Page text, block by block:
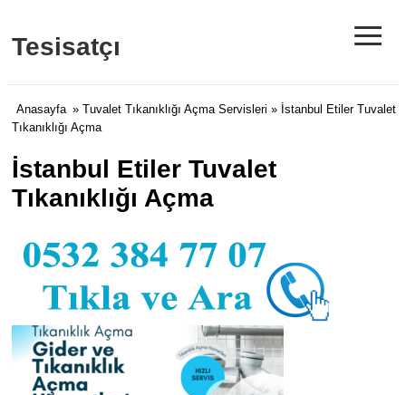
Tesisatçı ≡
Anasayfa » Tuvalet Tıkanıklığı Açma Servisleri » İstanbul Etiler Tuvalet
Tıkanıklığı Açma
İstanbul Etiler Tuvalet
Tıkanıklığı Açma